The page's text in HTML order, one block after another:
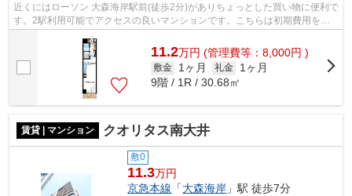
近くにはローソン 大森海岸駅前(徒歩2分)がありちょっとした買い物に便利で
す。2駅利用可能でアクセスの良いマンションです。こちらは初期費用をカ
ードでお支払いいただける物件なので...
11.2万円 (管理費等：8,000円 )
敷金 1ヶ月 礼金
1ヶ月
9階 / 1R / 30.68㎡
賃貸 | マンション クオリタス南大井
敷0
11.3万円
京急本線 「大森海岸 」駅 徒歩7分